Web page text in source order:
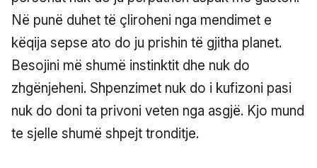
Në punë duhet të çliroheni nga mendimet e
këqija sepse ato do ju prishin të gjitha planet.
Besojini më shumë instinktit dhe nuk do
zhgënjeheni. Shpenzimet nuk do i kufizoni pasi
nuk do doni ta privoni veten nga asgjë. Kjo mund
te sjelle shumë shpejt tronditje.